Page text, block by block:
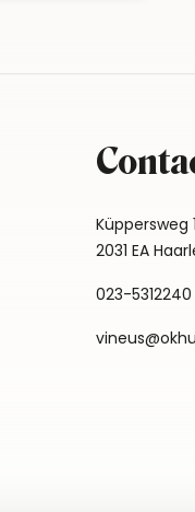
Küppersweg
2031 EA
023-5312240